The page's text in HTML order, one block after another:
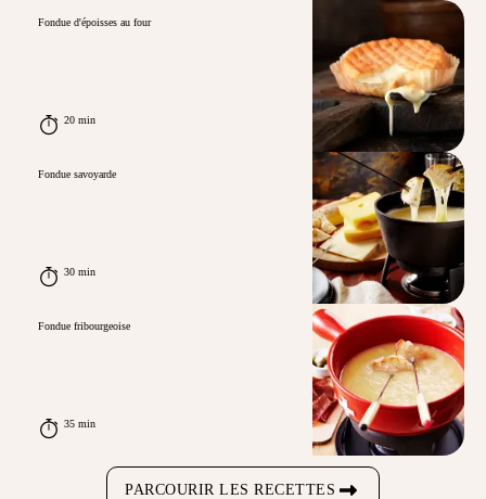
Fondue d'époisses au four
20 min
Fondue savoyarde
30 min
Fondue fribourgeoise
35 min
PARCOURIR LES RECETTES